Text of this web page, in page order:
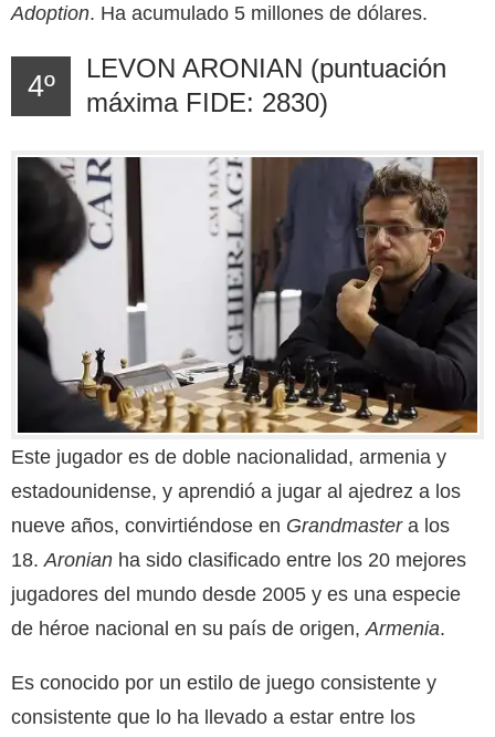
Adoption. Ha acumulado 5 millones de dólares.
4º
LEVON ARONIAN (puntuación
máxima FIDE: 2830)
Este jugador es de doble nacionalidad, armenia y
estadounidense, y aprendió a jugar al ajedrez a los
nueve años, convirtiéndose en Grandmastera los
18. Aronian ha sido clasificado entre los 20 mejores
jugadores del mundo desde 2005 y es una especie
de héroe nacional en su país de origen, Armenia.
Es conocido por un estilo de juego consistente y
consistente que lo ha llevado a estar entre los